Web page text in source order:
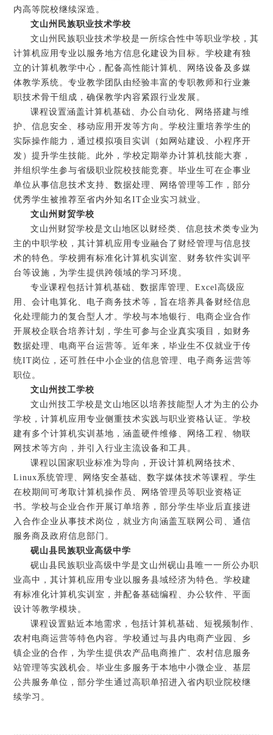
内高等院校继续深造。
文山州民族职业技术学校
文山州民族职业技术学校是一所综合性中等职业学校，其
计算机应用专业以服务地方信息化建设为目标。学校建有独
立的计算机教学中心，配备高性能计算机、网络设备及多媒
体教学系统。专业教学团队由经验丰富的专职教师和行业兼
职技术骨干组成，确保教学内容紧跟行业发展。
课程设置涵盖计算机基础、办公自动化、网络搭建与维
护、信息安全、移动应用开发等方向。学校注重培养学生的
实际操作能力，通过模拟项目实训（如网站建设、小程序开
发）提升学生技能。此外，学校定期举办计算机技能大赛，
并组织学生参与省级职业院校技能竞赛。毕业生可在企事业
单位从事信息技术支持、数据处理、网络管理等工作，部分
优秀学生被推荐至省内外知名IT企业实习就业。
文山州财贸学校
文山州财贸学校是文山地区以财经类、信息技术类专业为
主的中职学校，其计算机应用专业融合了财经管理与信息技
术的特色。学校拥有标准化计算机实训室、财务软件实训平
台等设施，为学生提供跨领域的学习环境。
专业课程包括计算机基础、数据库管理、Excel高级应
用、会计电算化、电子商务技术等，旨在培养具备财经信息
化处理能力的复合型人才。学校与本地银行、电商企业合作
开展校企联合培养计划，学生可参与企业真实项目，如财务
数据处理、电商平台运营等。近年来，毕业生不仅就业于传
统IT岗位，还可胜任中小企业的信息管理、电子商务运营等
职位。
文山州技工学校
文山州技工学校是文山地区以培养技能型人才为主的公办
学校，计算机应用专业侧重技术实践与职业资格认证。学校
建有多个计算机实训基地，涵盖硬件维修、网络工程、物联
网技术等方向，并引入行业主流设备和工具。
课程以国家职业标准为导向，开设计算机网络技术、
Linux系统管理、网络安全基础、数字媒体技术等课程。学生
在校期间可考取计算机操作员、网络管理员等职业资格证
书。学校与企业合作开展订单培养，部分学生毕业后直接进
入合作企业从事技术岗位，就业方向涵盖互联网公司、通信
服务商及政府信息部门。
砚山县民族职业高级中学
砚山县民族职业高级中学是文山州砚山县唯一一所公办职
业高中，其计算机应用专业以服务县域经济为特色。学校建
有标准化计算机实训室，并配备基础编程、办公软件、平面
设计等教学模块。
课程设置贴近本地需求，包括计算机基础、短视频制作、
农村电商运营等特色内容。学校通过与县内电商产业园、乡
镇企业的合作，为学生提供农产品电商推广、农村信息服务
站管理等实践机会。毕业生多服务于本地中小微企业、基层
公共服务单位，部分学生通过高职单招进入省内职业院校继
续学习。